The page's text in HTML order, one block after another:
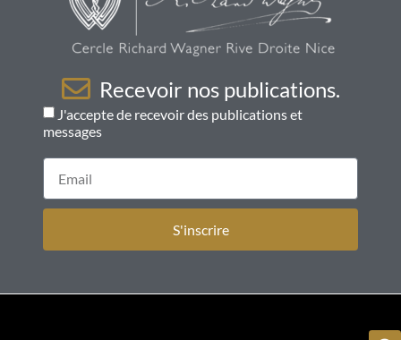
Recevoir nos publications.
J'accepte de recevoir des publications et
messages
S'inscrire